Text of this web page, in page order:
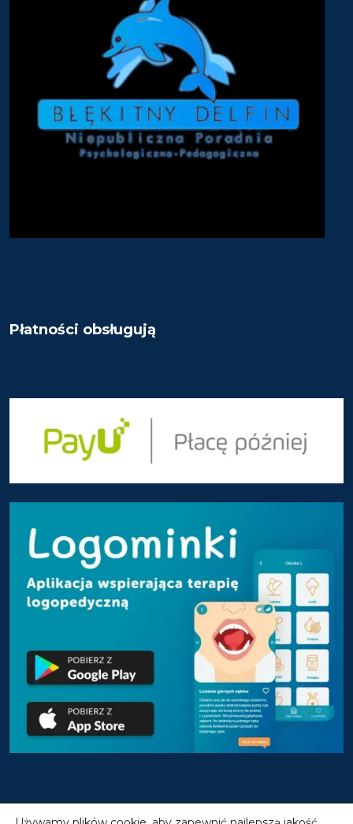
Płatności obsługują